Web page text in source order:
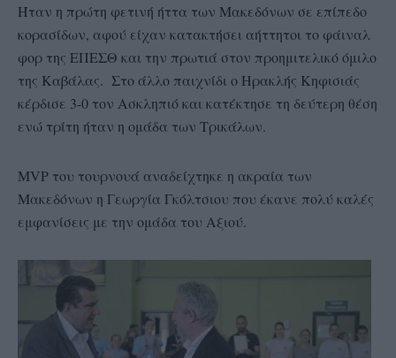
Ήταν η πρώτη φετινή ήττα των Μακεδόνων σε επίπεδο
κορασίδων, αφού είχαν κατακτήσει αήττητοι το φάιναλ
φορ της ΕΠΕΣΘ και την πρωτιά στον προημιτελικό όμιλο
της Καβάλας. Στο άλλο παιχνίδι ο Ηρακλής Κηφισιάς
κέρδισε 3-0 τον Ασκληπιό και κατέκτησε τη δεύτερη θέση
ενώ τρίτη ήταν η ομάδα των Τρικάλων.
ΜVP του τουρνουά αναδείχτηκε η ακραία των
Μακεδόνων η Γεωργία Γκόλτσιου που έκανε πολύ καλές
εμφανίσεις με την ομάδα του Αξιού.